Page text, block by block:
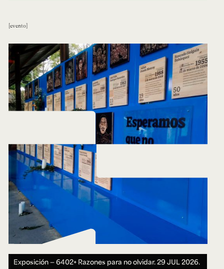
evento
Exposición — 6402+ Razones para no olvidar.29 JUL 2026.